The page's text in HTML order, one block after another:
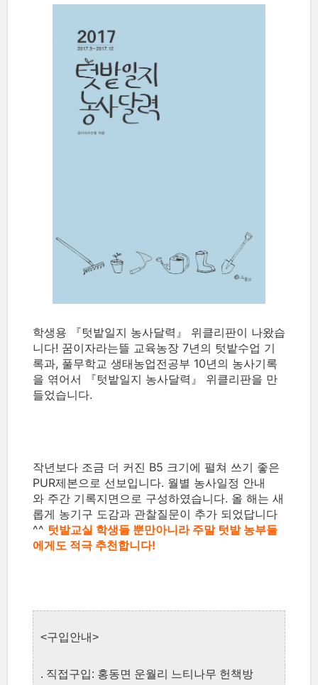
학생용 『텃밭일지 농사달력』 위클리판이 나왔습
니다! 꿈이자라는뜰 교육농장 7년의 텃밭수업 기
록과, 풀무학교 생태농업전공부 10년의 농사기록
을 엮어서 『텃밭일지 농사달력』 위클리판을 만
들었습니다.
작년보다 조금 더 커진 B5 크기에 펼쳐 쓰기 좋은
PUR제본으로 선보입니다. 월별 농사일정 안내
와 주간 기록지면으로 구성하였습니다. 올 해는 새
롭게 농기구 도감과 관찰질문이 추가 되었답니다
^^ 텃밭교실 학생들 뿐만아니라 주말 텃밭 농부들
에게도 적극 추천합니다!
<구입안내>
. 직접구입: 홍동면 운월리 느티나무 헌책방